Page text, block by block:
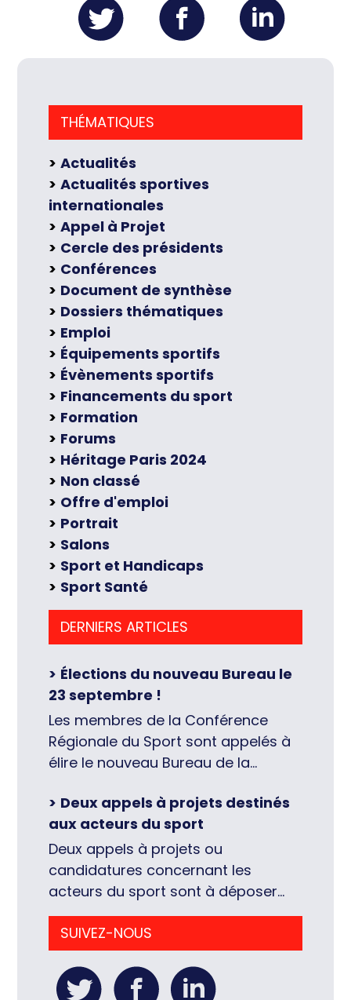
THÉMATIQUES
Actualités
Actualités sportives
internationales
Appel à Projet
Cercle des présidents
Conférences
Document de synthèse
Dossiers thématiques
Emploi
Équipements sportifs
Évènements sportifs
Financements du sport
Formation
Forums
Héritage Paris 2024
Non classé
Offre d'emploi
Portrait
Salons
Sport et Handicaps
Sport Santé
DERNIERS ARTICLES
Élections du nouveau Bureau le
23 septembre !
Les membres de la Conférence
Régionale du Sport sont appelés à
élire le nouveau Bureau de la
23 septembre 2026, en fin de
journée des Assises régionales du
Sport (17h45, lire par ailleurs ici), à
l’Hôtel de Région à Orléans. Chacun
et chacune des membres désignés
Deux appels à projets destinés
aux acteurs du sport
Deux appels à projets ou
candidatures concernant les
acteurs du sport sont à déposer
avant le 17 septembre pour l’un et la
fin du mois de septembre pour
l’autre. Le dispositif Impact de
l’Agence Nationale du Sport Dédiée
SUIVEZ-NOUS